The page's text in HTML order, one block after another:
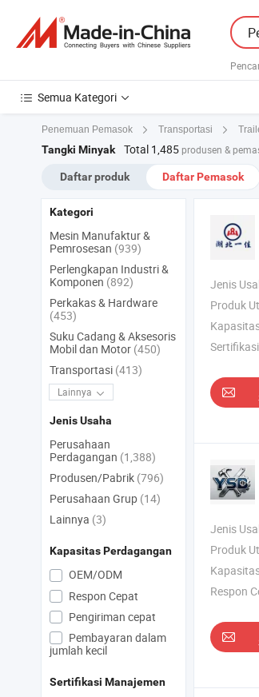
Semua Kategori
Penemuan Pemasok Transportasi
Tangki Minyak Total 1,485 produsen &
Daftar produk Daftar Pemasok
Jenis
Produk
Jenis
Produk
Respon
Kategori
Mesin Manufaktur &
Pemrosesan (939)
Perlengkapan Industri &
Komponen (892)
Perkakas & Hardware
(453)
Suku Cadang & Aksesoris
Mobil dan Motor (450)
Transportasi (413)
Lainnya
Jenis Usaha
Perusahaan
Perdagangan (1,388)
Produsen/Pabrik (796)
Perusahaan Grup (14)
Lainnya (3)
Kapasitas Perdagangan
OEM/ODM
Respon Cepat
Pengiriman cepat
Pembayaran dalam
jumlah kecil
Sertifikasi Manajemen